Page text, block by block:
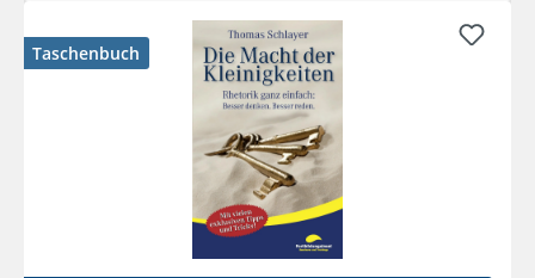
Taschenbuch